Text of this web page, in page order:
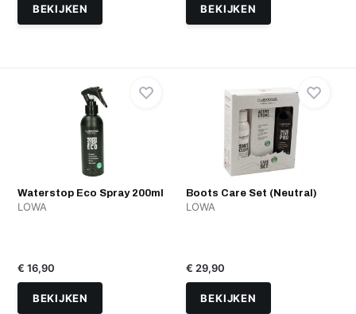
BEKIJKEN BEKIJKEN
Waterstop Eco Spray 200ml
LOWA
€ 16,90
BEKIJKEN
Boots Care Set (Neutral)
LOWA
€ 29,90
BEKIJKEN